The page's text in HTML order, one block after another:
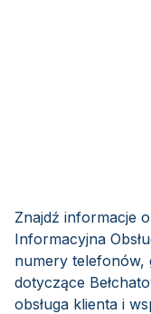
Znajdź informacje
Informacyjna
numery telefonów,
dotyczące
obsługa klienta i